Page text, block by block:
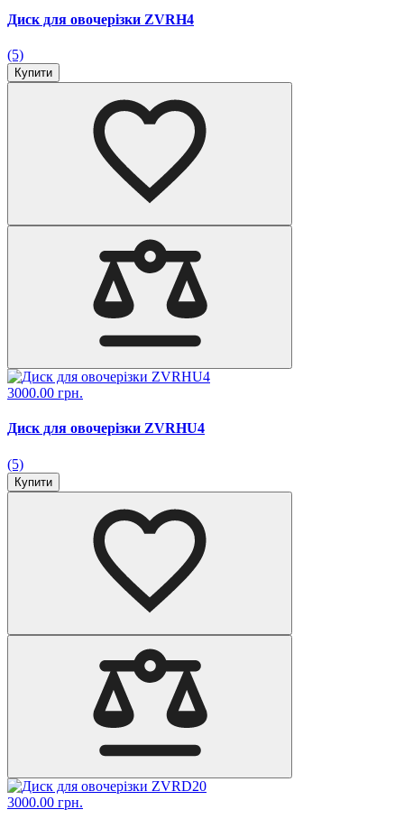
Диск для овочерізки ZVRH4
(5)
Купити
3000.00 грн.
Диск для овочерізки ZVRHU4
(5)
Купити
3000.00 грн.